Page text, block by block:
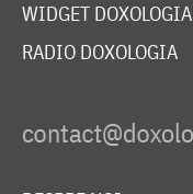
WIDGET DOXOLOGIA
RADIO DOXOLOGIA